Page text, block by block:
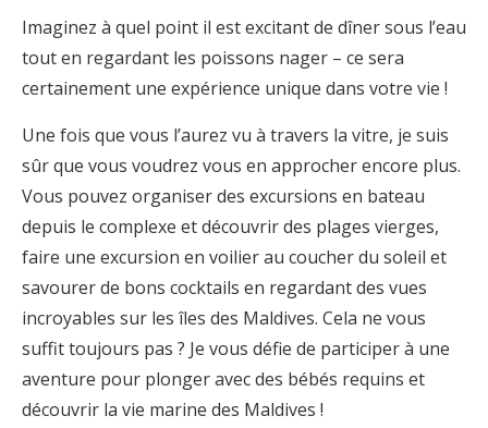
Imaginez à quel point il est excitant de dîner sous l’eau
tout en regardant les poissons nager – ce sera
certainement une expérience unique dans votre vie !
Une fois que vous l’aurez vu à travers la vitre, je suis
sûr que vous voudrez vous en approcher encore plus.
Vous pouvez organiser des excursions en bateau
depuis le complexe et découvrir des plages vierges,
faire une excursion en voilier au coucher du soleil et
savourer de bons cocktails en regardant des vues
incroyables sur les îles des Maldives. Cela ne vous
suffit toujours pas ? Je vous défie de participer à une
aventure pour plonger avec des bébés requins et
découvrir la vie marine des Maldives !